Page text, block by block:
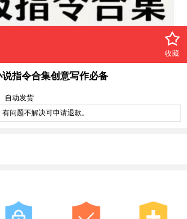
收藏
说指令合集创意写作必备
自动发货
问题不解决可申请退款。